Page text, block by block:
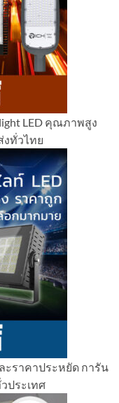
LED คุณภาพสูง
งทั่วไทย
ะราคาประหยัด การัน
ประเทศ